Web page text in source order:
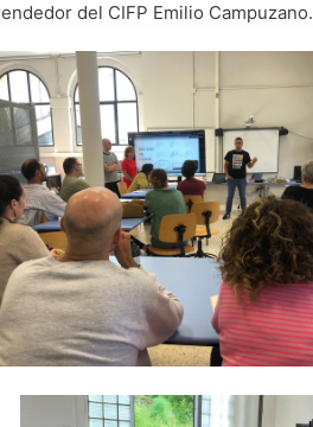
del CIFP Emilio Campuzano.